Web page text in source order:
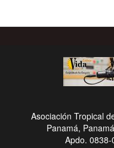
Asociación Tropical
Panamá,
Apdo. 0838-